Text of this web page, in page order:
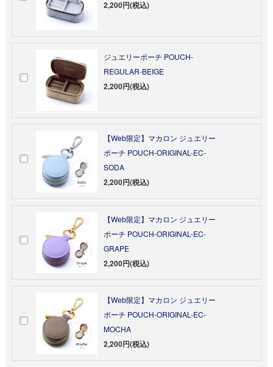
2,200円(税込)
ジュエリーポーチ POUCH-
REGULAR-BEIGE
2,200円(税込)
【Web限定】マカロン ジュエリー
ポーチ POUCH-ORIGINAL-EC-
SODA
2,200円(税込)
【Web限定】マカロン ジュエリー
ポーチ POUCH-ORIGINAL-EC-
GRAPE
2,200円(税込)
【Web限定】マカロン ジュエリー
ポーチ POUCH-ORIGINAL-EC-
MOCHA
2,200円(税込)